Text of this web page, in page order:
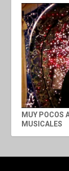
MUY POCOS
MUSICALES